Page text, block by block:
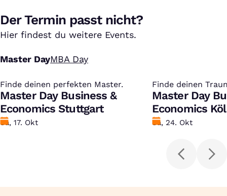
Der Termin passt nicht?
Hier findest du weitere Events.
Master DayMBA Day
Finde deinen perfekten Master.
:
Master Day Business &
Economics Stuttgart
Datum
Sa, 17. Okt
Finde deinen
:
Master Day
Economics
Datum
Sa, 24. Okt